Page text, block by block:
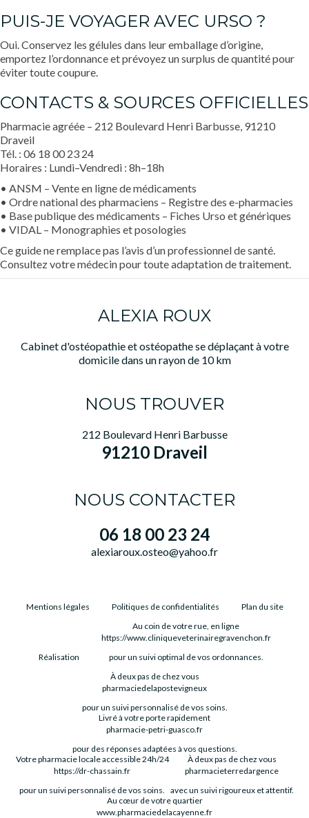
PUIS-JE VOYAGER AVEC URSO ?
Oui. Conservez les gélules dans leur emballage d’origine,
emportez l’ordonnance et prévoyez un surplus de quantité pour
éviter toute coupure.
CONTACTS & SOURCES OFFICIELLES
Pharmacie agréée – 212 Boulevard Henri Barbusse, 91210
Draveil
Tél. : 06 18 00 23 24
Horaires : Lundi–Vendredi : 8h–18h
• ANSM – Vente en ligne de médicaments
• Ordre national des pharmaciens – Registre des e-pharmacies
• Base publique des médicaments – Fiches Urso et génériques
• VIDAL – Monographies et posologies
Ce guide ne remplace pas l’avis d’un professionnel de santé.
Consultez votre médecin pour toute adaptation de traitement.
ALEXIA ROUX
Cabinet d'ostéopathie et ostéopathe se déplaçant à votre
domicile dans un rayon de 10 km
NOUS TROUVER
212 Boulevard Henri Barbusse
91210 Draveil
NOUS CONTACTER
06 18 00 23 24
alexiaroux.osteo@yahoo.fr
Mentions légales Politiques de confidentialités Plan du site
Réalisation
Au coin de votre rue, en ligne
https://www.cliniqueveterinairegravenchon.fr
pour un suivi optimal de vos ordonnances.
À deux pas de chez vous
pharmaciedelapostevigneux
pour un suivi personnalisé de vos soins.
Livré à votre porte rapidement
pharmacie-petri-guasco.fr
pour des réponses adaptées à vos questions.
Votre pharmacie locale accessible 24h/24
https://dr-chassain.fr
pour un suivi personnalisé de vos soins.
À deux pas de chez vous
pharmacieterredargence
avec un suivi rigoureux et attentif.
Au cœur de votre quartier
www.pharmaciedelacayenne.fr